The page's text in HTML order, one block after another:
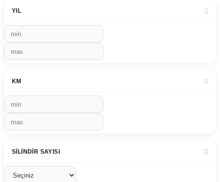
YIL
KM
SILINDIR SAYISI